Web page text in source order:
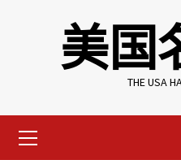
美国
THE USA
Menu